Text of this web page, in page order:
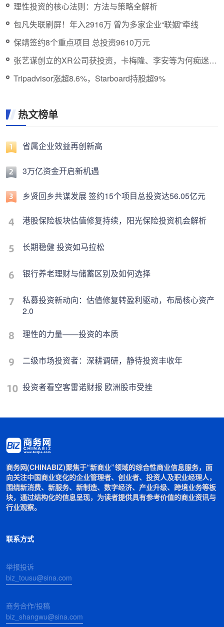
理性投资的核心法则：方法与策略全解析
包凡失联刷屏！年入2916万 曾为多家企业“联姻”牵线
保靖签约8个重点项目 总投资9610万元
张艺谋创立的XR公司获投资，卡梅隆、李安等为何痴迷新
Tripadvisor涨超8.6%，Starboard持股超9%
热文榜单
省属企业效益再创新高
3万亿资金开启新机遇
乡贤回乡共谋发展 签约15个项目总投资达56.05亿元
港股保险板块估值修复持续，阳光保险投资机会解析
长期稳健 投资如马拉松
银行养老理财与储蓄区别及如何选择
私募投资新动向：估值修复转盈利驱动，布局核心资产
2.0
理性的力量——投资的本质
二级市场投资者：深耕调研，静待投资丰收年
投资者看空客雷诺财报 欧洲股市受挫
商务网(CHINABIZ)聚焦于“新商业”领域的综合性商业信息服务，面
向关注中国商业变化的企业管理者、创业者、投资人及职业经理人，
围绕新消费、新服务、新制造、数字经济、产业升级、跨境业务等板
块，通过结构化的信息呈现，为读者提供具有参考价值的商业资讯与
行业观察。
联系方式
举报投诉
biz_tousu@sina.com
商务合作/投稿
biz_shangwu@sina.com